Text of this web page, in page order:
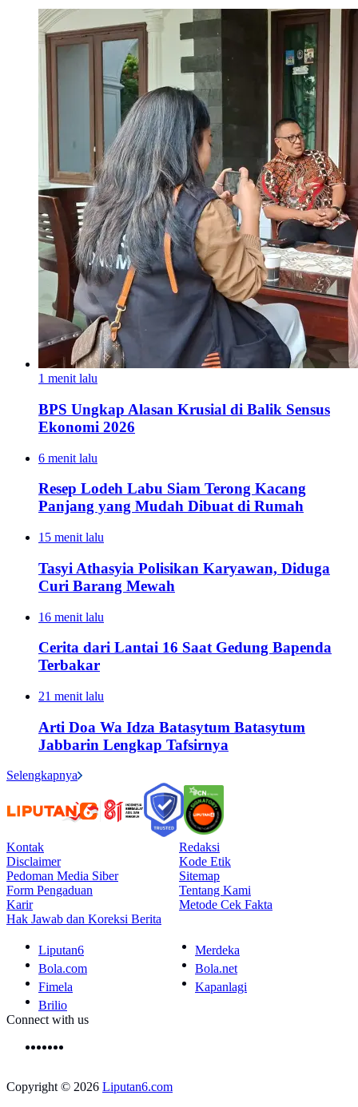
1 menit lalu
BPS Ungkap Alasan Krusial di Balik Sensus
Ekonomi 2026
6 menit lalu
Resep Lodeh Labu Siam Terong Kacang
Panjang yang Mudah Dibuat di Rumah
15 menit lalu
Tasyi Athasyia Polisikan Karyawan, Diduga
Curi Barang Mewah
16 menit lalu
Cerita dari Lantai 16 Saat Gedung Bapenda
Terbakar
21 menit lalu
Arti Doa Wa Idza Batasytum Batasytum
Jabbarin Lengkap Tafsirnya
Selengkapnya
Kontak
Redaksi
Disclaimer
Kode Etik
Pedoman Media Siber
Sitemap
Form Pengaduan
Tentang Kami
Karir
Metode Cek Fakta
Hak Jawab dan Koreksi Berita
Liputan6
Merdeka
Bola.com
Bola.net
Fimela
Kapanlagi
Brilio
Connect with us
Copyright © 2026 Liputan6.com